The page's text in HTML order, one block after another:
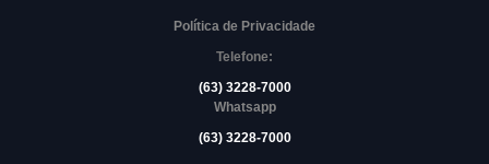
Política de Privacidade
Telefone:
(63) 3228-7000
Whatsapp
(63) 3228-7000